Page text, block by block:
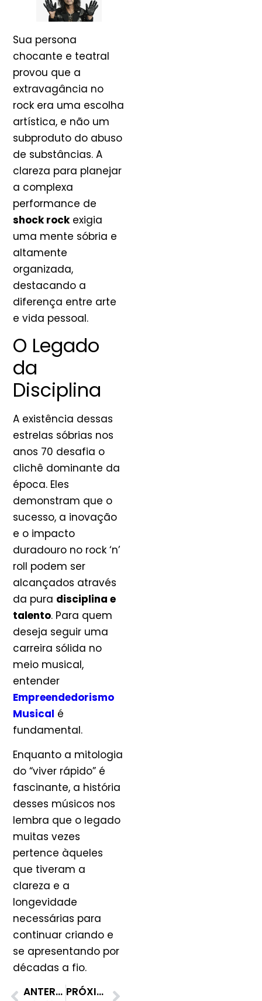
Sua persona
chocante e teatral
provou que a
extravagância no
rock era uma escolha
artística, e não um
subproduto do abuso
de substâncias. A
clareza para planejar
a complexa
performance de
shock rockexigia
uma mente sóbria e
altamente
organizada,
destacando a
diferença entre arte
e vida pessoal.
O Legado
da
Disciplina
A existência dessas
estrelas sóbrias nos
anos 70 desafia o
clichê dominante da
época. Eles
demonstram que o
sucesso, a inovação
e o impacto
duradouro no rock ‘n’
roll podem ser
alcançados através
da pura disciplina e
talento. Para quem
deseja seguir uma
carreira sólida no
meio musical,
entender
Empreendedorismo
Musical é
fundamental.
Enquanto a mitologia
do “viver rápido” é
fascinante, a história
desses músicos nos
lembra que o legado
muitas vezes
pertence àqueles
que tiveram a
clareza e a
longevidade
necessárias para
continuar criando e
se apresentando por
décadas a fio.
ANTERIOR
PRÓXIMO